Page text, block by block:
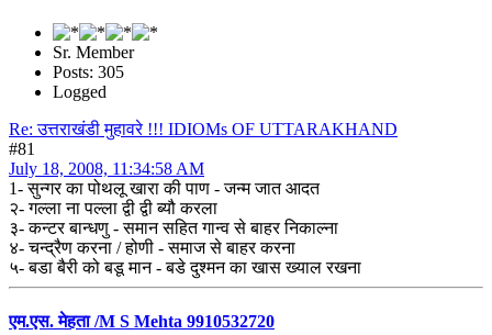
Sr. Member
Posts: 305
Logged
Re: उत्तराखंडी मुहावरे !!! IDIOMs OF UTTARAKHAND
#81
July 18, 2008, 11:34:58 AM
1- सुन्गर का पोथलू खारा की पाण - जन्म जात आदत
२- गल्ला ना पल्ला द्वी द्वी ब्यौ करला
३- कन्टर बान्धणु - समान सहित गान्व से बाहर निकाल्ना
४- चन्द्रैण करना / होणी - समाज से बाहर करना
५- बडा बैरी को बडू मान - बडे दुश्मन का खास ख्याल रखना
एम.एस. मेहता /M S Mehta 9910532720